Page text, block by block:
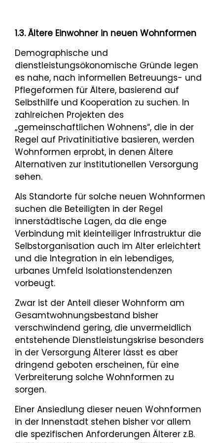
1.3. Ältere Einwohner in neuen Wohnformen
Demographische und
dienstleistungsökonomische Gründe legen
es nahe, nach informellen Betreuungs- und
Pflegeformen für Ältere, basierend auf
Selbsthilfe und Kooperation zu suchen. In
zahlreichen Projekten des
„gemeinschaftlichen Wohnens“, die in der
Regel auf Privatinitiative basieren, werden
Wohnformen erprobt, in denen Ältere
Alternativen zur institutionellen Versorgung
sehen.
Als Standorte für solche neuen Wohnformen
suchen die Beteiligten in der Regel
innerstädtische Lagen, da die enge
Verbindung mit kleinteiliger Infrastruktur die
Selbstorganisation auch im Alter erleichtert
und die Integration in ein lebendiges,
urbanes Umfeld Isolationstendenzen
vorbeugt.
Zwar ist der Anteil dieser Wohnform am
Gesamtwohnungsbestand bisher
verschwindend gering, die unvermeidlich
entstehende Dienstleistungskrise besonders
in der Versorgung Älterer lässt es aber
dringend geboten erscheinen, für eine
Verbreiterung solche Wohnformen zu
sorgen.
Einer Ansiedlung dieser neuen Wohnformen
in der Innenstadt stehen bisher vor allem
die spezifischen Anforderungen Älterer z.B.